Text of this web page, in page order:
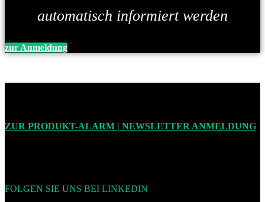
automatisch informiert werden
zur Anmeldung
ZUR PRODUKT-ALARM | NEWSLETTER ANMELDUNG
FOLGEN SIE UNS BEI LINKEDIN